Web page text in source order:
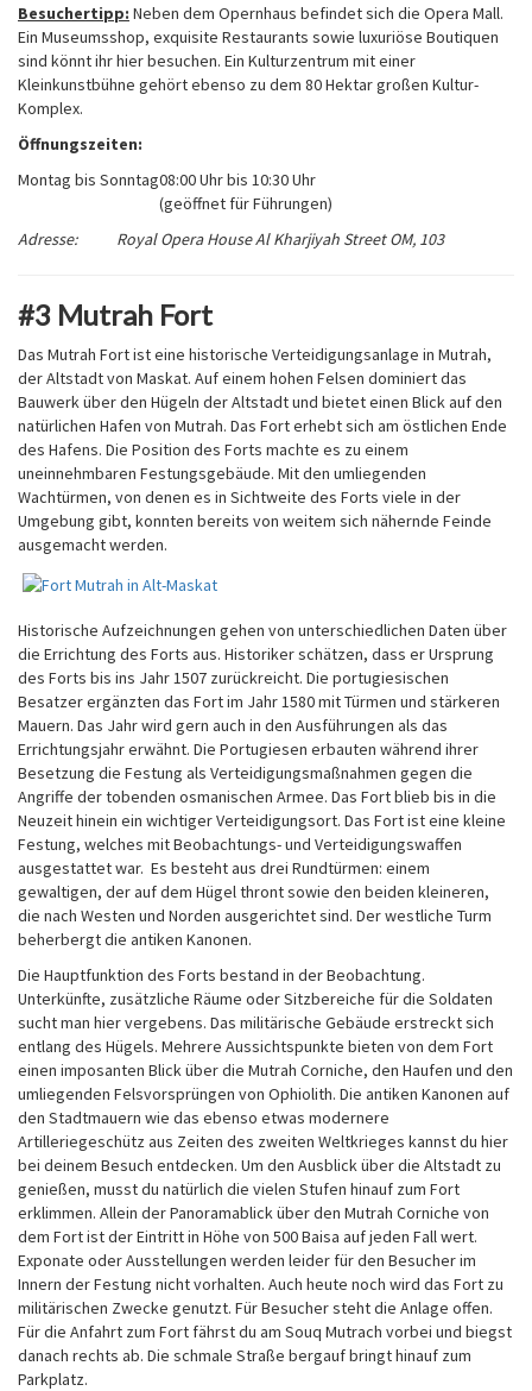
Besuchertipp: Neben dem Opernhaus befindet sich die Opera Mall.
Ein Museumsshop, exquisite Restaurants sowie luxuriöse Boutiquen
sind könnt ihr hier besuchen. Ein Kulturzentrum mit einer
Kleinkunstbühne gehört ebenso zu dem 80 Hektar großen Kultur-
Komplex.
Öffnungszeiten:
Montag bis Sonntag08:00 Uhr bis 10:30 Uhr
(geöffnet für Führungen)
Adresse: Royal Opera House Al Kharjiyah Street OM, 103
#3 Mutrah Fort
Das Mutrah Fort ist eine historische Verteidigungsanlage in Mutrah,
der Altstadt von Maskat. Auf einem hohen Felsen dominiert das
Bauwerk über den Hügeln der Altstadt und bietet einen Blick auf den
natürlichen Hafen von Mutrah. Das Fort erhebt sich am östlichen Ende
des Hafens. Die Position des Forts machte es zu einem
uneinnehmbaren Festungsgebäude. Mit den umliegenden
Wachtürmen, von denen es in Sichtweite des Forts viele in der
Umgebung gibt, konnten bereits von weitem sich nähernde Feinde
ausgemacht werden.
Historische Aufzeichnungen gehen von unterschiedlichen Daten über
die Errichtung des Forts aus. Historiker schätzen, dass er Ursprung
des Forts bis ins Jahr 1507 zurückreicht. Die portugiesischen
Besatzer ergänzten das Fort im Jahr 1580 mit Türmen und stärkeren
Mauern. Das Jahr wird gern auch in den Ausführungen als das
Errichtungsjahr erwähnt. Die Portugiesen erbauten während ihrer
Besetzung die Festung als Verteidigungsmaßnahmen gegen die
Angriffe der tobenden osmanischen Armee. Das Fort blieb bis in die
Neuzeit hinein ein wichtiger Verteidigungsort. Das Fort ist eine kleine
Festung, welches mit Beobachtungs- und Verteidigungswaffen
ausgestattet war. Es besteht aus drei Rundtürmen: einem
gewaltigen, der auf dem Hügel thront sowie den beiden kleineren,
die nach Westen und Norden ausgerichtet sind. Der westliche Turm
beherbergt die antiken Kanonen.
Die Hauptfunktion des Forts bestand in der Beobachtung.
Unterkünfte, zusätzliche Räume oder Sitzbereiche für die Soldaten
sucht man hier vergebens. Das militärische Gebäude erstreckt sich
entlang des Hügels. Mehrere Aussichtspunkte bieten von dem Fort
einen imposanten Blick über die Mutrah Corniche, den Haufen und den
umliegenden Felsvorsprüngen von Ophiolith. Die antiken Kanonen auf
den Stadtmauern wie das ebenso etwas modernere
Artilleriegeschütz aus Zeiten des zweiten Weltkrieges kannst du hier
bei deinem Besuch entdecken. Um den Ausblick über die Altstadt zu
genießen, musst du natürlich die vielen Stufen hinauf zum Fort
erklimmen. Allein der Panoramablick über den Mutrah Corniche von
dem Fort ist der Eintritt in Höhe von 500 Baisa auf jeden Fall wert.
Exponate oder Ausstellungen werden leider für den Besucher im
Innern der Festung nicht vorhalten. Auch heute noch wird das Fort zu
militärischen Zwecke genutzt. Für Besucher steht die Anlage offen.
Für die Anfahrt zum Fort fährst du am Souq Mutrach vorbei und biegst
danach rechts ab. Die schmale Straße bergauf bringt hinauf zum
Parkplatz.